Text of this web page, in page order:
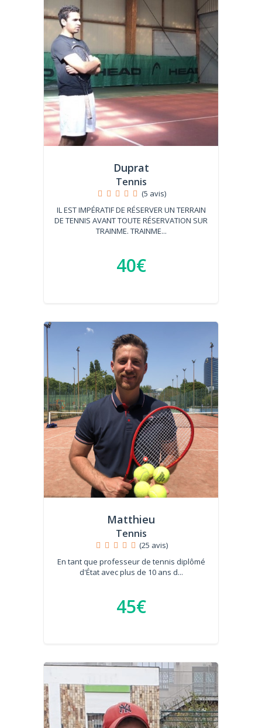
Duprat
Tennis
(5 avis)
IL EST IMPÉRATIF DE RÉSERVER UN TERRAIN
DE TENNIS AVANT TOUTE RÉSERVATION SUR
TRAINME. TRAINME...
40€
Matthieu
Tennis
(25 avis)
En tant que professeur de tennis diplômé
d'État avec plus de 10 ans d...
45€